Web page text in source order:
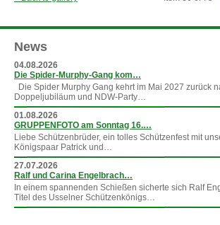
News
04.08.2026
Die Spider-Murphy-Gang kom…
Die Spider Murphy Gang kehrt im Mai 2027 zurück
Doppeljubiläum und NDW-Party…
01.08.2026
GRUPPENFOTO am Sonntag 16.…
Liebe Schützenbrüder, ein tolles Schützenfest mit
Königspaar Patrick und…
27.07.2026
Ralf und Carina Engelbrach…
In einem spannenden Schießen sicherte sich Ralf
Titel des Usselner Schützenkönigs…